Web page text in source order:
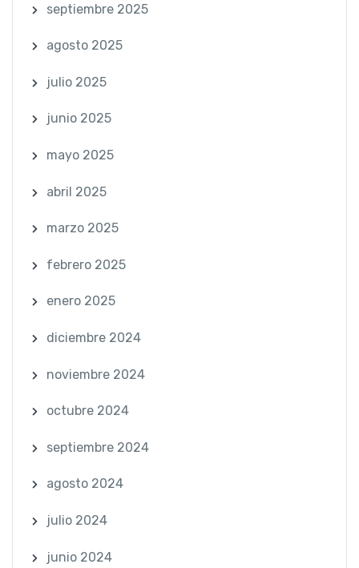
septiembre 2025
agosto 2025
julio 2025
junio 2025
mayo 2025
abril 2025
marzo 2025
febrero 2025
enero 2025
diciembre 2024
noviembre 2024
octubre 2024
septiembre 2024
agosto 2024
julio 2024
junio 2024